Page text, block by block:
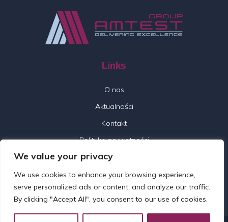
We value your privacy
We use cookies to enhance your browsing experience,
serve personalized ads or content, and analyze our traffic.
By clicking "Accept All", you consent to our use of cookies.
Links
O nas
Aktualności
Kontakt
Polityka prywatności